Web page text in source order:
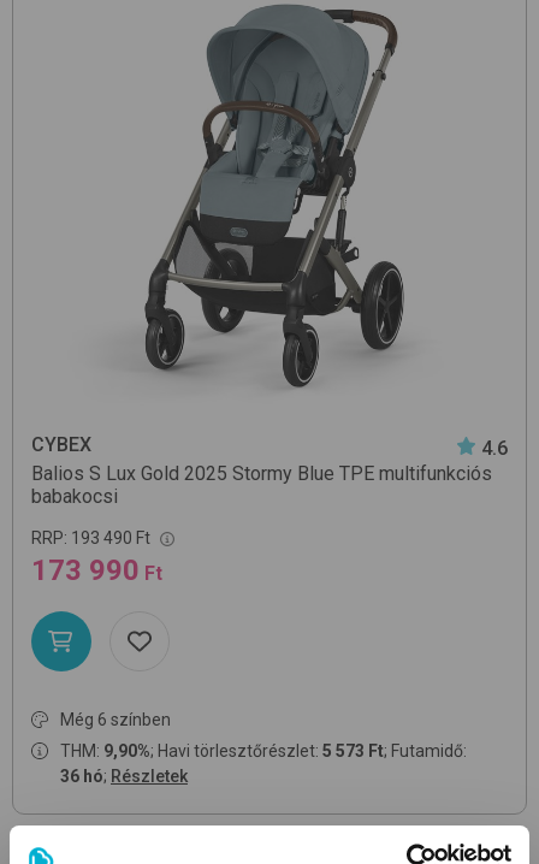
CYBEX
4.6
Balios S Lux Gold 2025 Stormy Blue TPE multifunkciós
babakocsi
RRP: 193 490 Ft
173 990 Ft
Még 6 színben
THM: 9,90%; Havi törlesztőrészlet: 5 573 Ft; Futamidő:
36 hó; Részletek